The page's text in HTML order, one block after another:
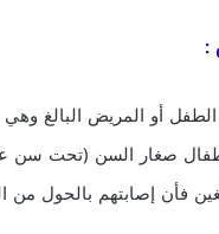
:
أو المريض البالغ
صغار السن (تحت سن
فأن إصابتهم بالحول